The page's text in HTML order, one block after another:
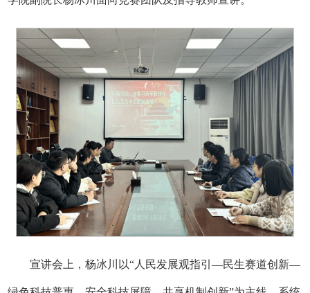
宣讲会上，杨冰川以“人民发展观指引—民生赛道创新—